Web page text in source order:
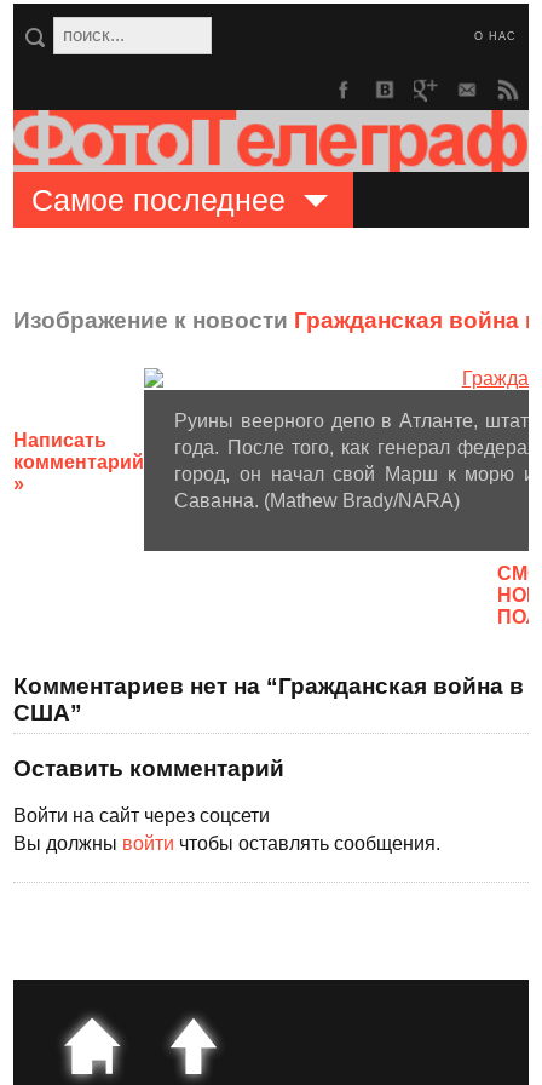
О НАС
Самое последнее
Изображение к новости Гражданская война
Написать
комментарий
»
Руины веерного депо в Атланте,
года. После того, как генерал
город, он начал свой Марш к морю и
Саванна. (Mathew Brady/NARA)
Комментариев нет на “Гражданская война в
США”
Оставить комментарий
Войти на сайт через соцсети
Вы должны войти чтобы оставлять сообщения.